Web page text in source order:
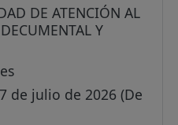
DE ATENCIÓN AL
Y
de julio de 2026 (De